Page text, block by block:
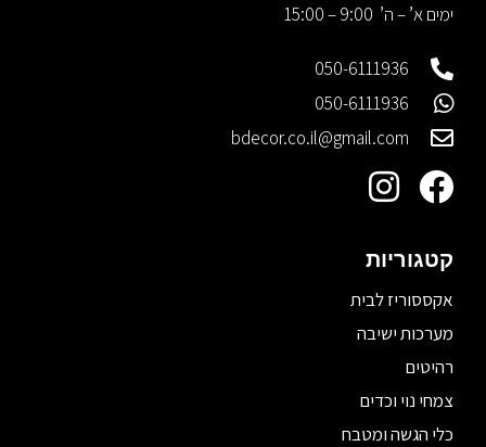
ימים א’ – ה’ 9:00 – 15:00
050-6111936
050-6111936
bdecor.co.il@gmail.com
קטגוריות
אקססוריז לבית
מערכות ישיבה
רהיטים
צמחי נוי וכדים
כלי הגשה ומטבח